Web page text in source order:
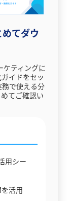
てダウ
ケティングに
イドをセッ
で使える分
てご確認い
用シー
活用